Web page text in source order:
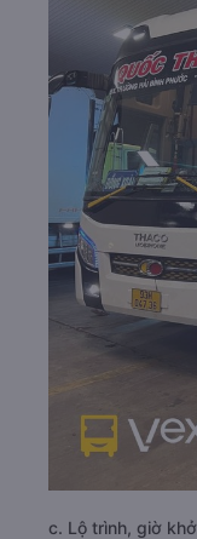
c. Lộ trình, giờ